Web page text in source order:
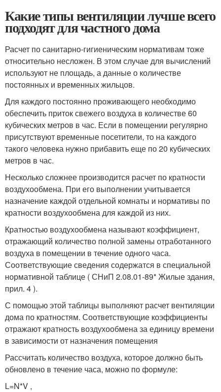
Какие типы вентиляции лучше всего
подходят для частного дома
Расчет по санитарно-гигиеническим нормативам тоже
относительно несложен. В этом случае для вычислений
используют не площадь, а данные о количестве
постоянных и временных жильцов.
Для каждого постоянно проживающего необходимо
обеспечить приток свежего воздуха в количестве 60
кубических метров в час. Если в помещении регулярно
присутствуют временные посетители, то на каждого
такого человека нужно прибавить еще по 20 кубических
метров в час.
Несколько сложнее производится расчет по кратности
воздухообмена. При его выполнении учитывается
назначение каждой отдельной комнаты и нормативы по
кратности воздухообмена для каждой из них.
Кратностью воздухообмена называют коэффициент,
отражающий количество полной замены отработанного
воздуха в помещении в течение одного часа.
Соответствующие сведения содержатся в специальной
нормативной таблице ( СНиП 2.08.01-89* Жилые здания,
прил. 4 ).
С помощью этой таблицы выполняют расчет вентиляции
дома по кратностям. Соответствующие коэффициенты
отражают кратность воздухообмена за единицу времени
в зависимости от назначения помещения
Рассчитать количество воздуха, которое должно быть
обновлено в течение часа, можно по формуле:
L=N*V ,